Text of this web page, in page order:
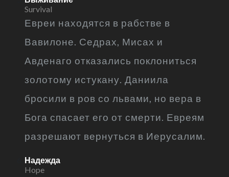
Survival
Евреи находятся в рабстве в
Вавилоне. Седрах, Мисах и
Авденаго отказались поклониться
золотому истукану. Даниила
бросили в ров со львами, но вера в
Бога спасает его от смерти. Евреям
разрешают вернуться в Иерусалим.
Надежда
Hope